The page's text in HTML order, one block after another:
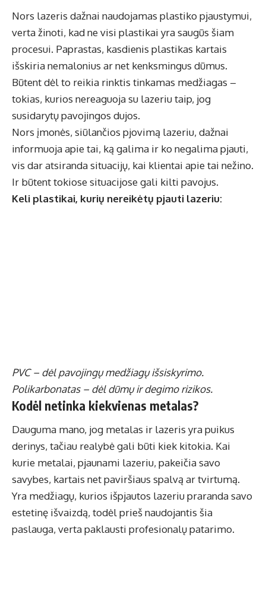
Nors lazeris dažnai naudojamas plastiko pjaustymui,
verta žinoti, kad ne visi plastikai yra saugūs šiam
procesui. Paprastas, kasdienis plastikas kartais
išskiria nemalonius ar net kenksmingus dūmus.
Būtent dėl to reikia rinktis tinkamas medžiagas –
tokias, kurios nereaguoja su lazeriu taip, jog
susidarytų pavojingos dujos.
Nors įmonės, siūlančios pjovimą lazeriu, dažnai
informuoja apie tai, ką galima ir ko negalima pjauti,
vis dar atsiranda situacijų, kai klientai apie tai nežino.
Ir būtent tokiose situacijose gali kilti pavojus.
Keli plastikai, kurių nereikėtų pjauti lazeriu:
PVC – dėl pavojingų medžiagų išsiskyrimo.
Polikarbonatas – dėl dūmų ir degimo rizikos.
Kodėl netinka kiekvienas metalas?
Dauguma mano, jog metalas ir lazeris yra puikus
derinys, tačiau realybė gali būti kiek kitokia. Kai
kurie metalai, pjaunami lazeriu, pakeičia savo
savybes, kartais net paviršiaus spalvą ar tvirtumą.
Yra medžiagų, kurios išpjautos lazeriu praranda savo
estetinę išvaizdą, todėl prieš naudojantis šia
paslauga, verta paklausti profesionalų patarimo.